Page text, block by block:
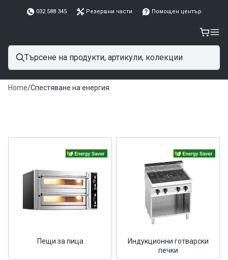
032 588 345 Резервни части Помощен център
Home/Спестяване на енергия
Пещи за пица
Индукционни готварски
печки